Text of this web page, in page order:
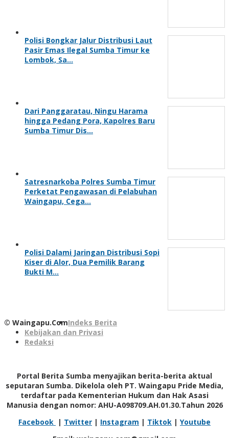
Polisi Bongkar Jalur Distribusi Laut
Pasir Emas Ilegal Sumba Timur ke
Lombok, Sa…
Dari Panggaratau, Ningu Harama
hingga Pedang Pora, Kapolres Baru
Sumba Timur Dis…
Satresnarkoba Polres Sumba Timur
Perketat Pengawasan di Pelabuhan
Waingapu, Cega…
Polisi Dalami Jaringan Distribusi Sopi
Kiser di Alor, Dua Pemilik Barang
Bukti M…
© Waingapu.ComIndeks Berita
Kebijakan dan Privasi
Redaksi
Portal Berita Sumba menyajikan berita-berita aktual
seputaran Sumba. Dikelola oleh PT. Waingapu Pride Media,
terdaftar pada Kementerian Hukum dan Hak Asasi
Manusia dengan nomor: AHU-A098709.AH.01.30.Tahun 2026
Facebook | Twitter | Instagram | Tiktok | Youtube